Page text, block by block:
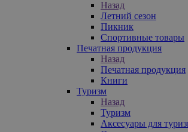
Назад
Летний сезон
Пикник
Спортивные товары
Печатная продукция
Назад
Печатная продукция
Книги
Туризм
Назад
Туризм
Аксесуары для